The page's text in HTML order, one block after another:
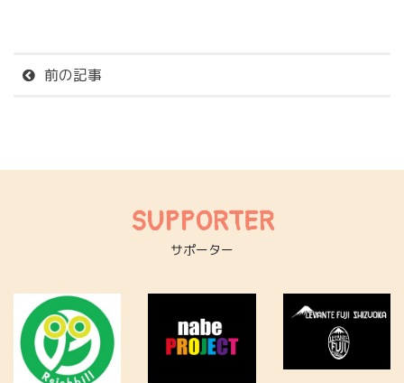
前の記事
SUPPORTER
サポーター